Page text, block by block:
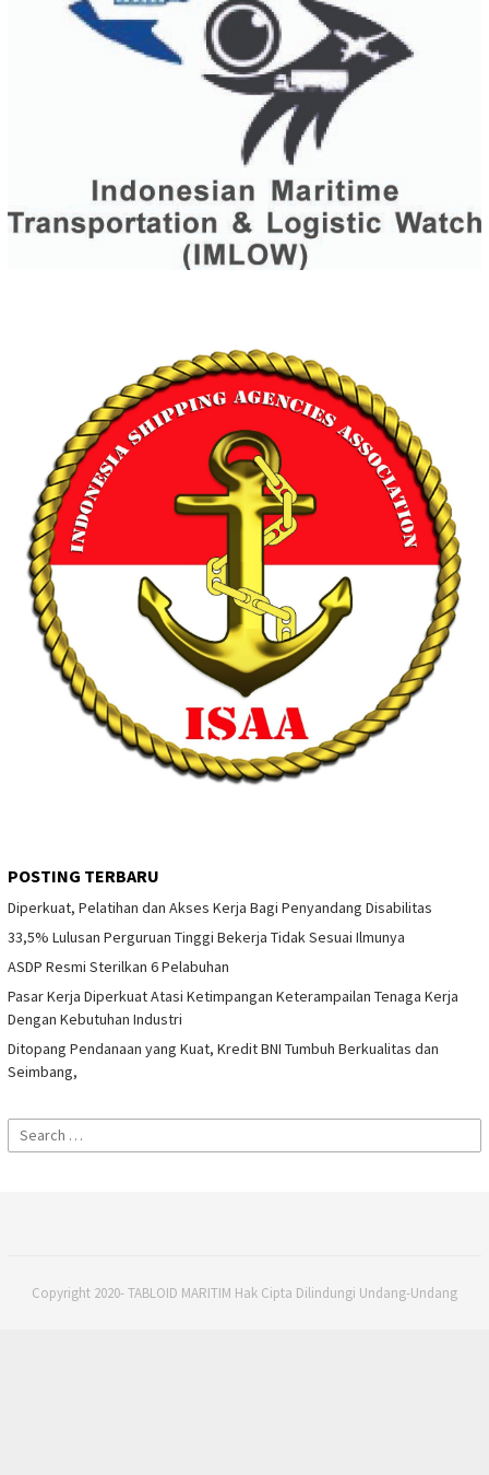
POSTING TERBARU
Diperkuat, Pelatihan dan Akses Kerja Bagi Penyandang Disabilitas
33,5% Lulusan Perguruan Tinggi Bekerja Tidak Sesuai Ilmunya
ASDP Resmi Sterilkan 6 Pelabuhan
Pasar Kerja Diperkuat Atasi Ketimpangan Keterampailan Tenaga Kerja
Dengan Kebutuhan Industri
Ditopang Pendanaan yang Kuat, Kredit BNI Tumbuh Berkualitas dan
Seimbang,
Search
for:
Copyright 2020- TABLOID MARITIM Hak Cipta Dilindungi Undang-Undang